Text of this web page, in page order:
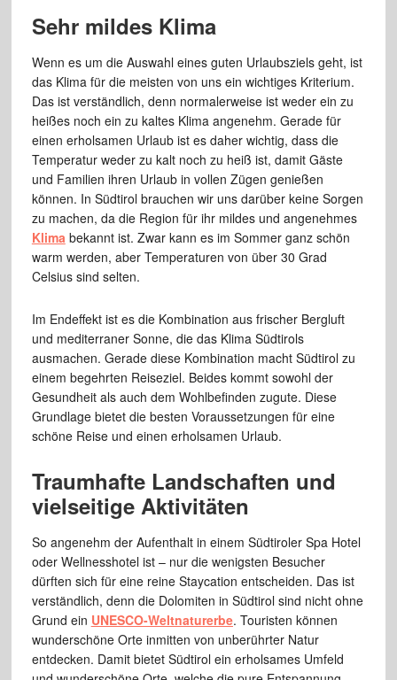
Sehr mildes Klima
Wenn es um die Auswahl eines guten Urlaubsziels geht, ist
das Klima für die meisten von uns ein wichtiges Kriterium.
Das ist verständlich, denn normalerweise ist weder ein zu
heißes noch ein zu kaltes Klima angenehm. Gerade für
einen erholsamen Urlaub ist es daher wichtig, dass die
Temperatur weder zu kalt noch zu heiß ist, damit Gäste
und Familien ihren Urlaub in vollen Zügen genießen
können. In Südtirol brauchen wir uns darüber keine Sorgen
zu machen, da die Region für ihr mildes und angenehmes
Klima bekannt ist. Zwar kann es im Sommer ganz schön
warm werden, aber Temperaturen von über 30 Grad
Celsius sind selten.
Im Endeffekt ist es die Kombination aus frischer Bergluft
und mediterraner Sonne, die das Klima Südtirols
ausmachen. Gerade diese Kombination macht Südtirol zu
einem begehrten Reiseziel. Beides kommt sowohl der
Gesundheit als auch dem Wohlbefinden zugute. Diese
Grundlage bietet die besten Voraussetzungen für eine
schöne Reise und einen erholsamen Urlaub.
Traumhafte Landschaften und
vielseitige Aktivitäten
So angenehm der Aufenthalt in einem Südtiroler Spa Hotel
oder Wellnesshotel ist – nur die wenigsten Besucher
dürften sich für eine reine Staycation entscheiden. Das ist
verständlich, denn die Dolomiten in Südtirol sind nicht ohne
Grund ein UNESCO-Weltnaturerbe. Touristen können
wunderschöne Orte inmitten von unberührter Natur
entdecken. Damit bietet Südtirol ein erholsames Umfeld